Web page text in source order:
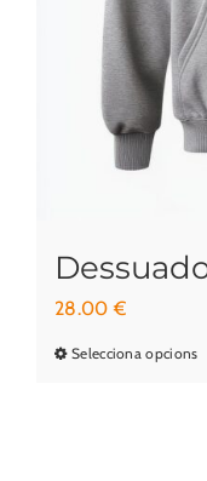
28.00€
Selecciona opcions